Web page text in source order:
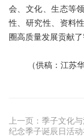
会、文化、生态等
性、研究性、资料
圈高质量发展贡献了
（供稿：江
上一页： 季子文化
纪念季子诞辰日活